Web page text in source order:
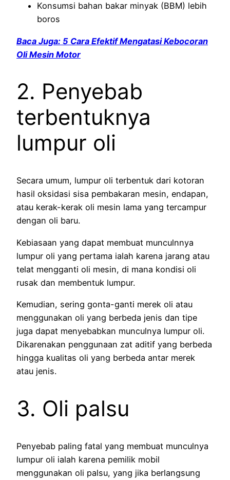
Konsumsi bahan bakar minyak (BBM) lebih
boros
Baca Juga: 5 Cara Efektif Mengatasi Kebocoran
Oli Mesin Motor
2. Penyebab
terbentuknya
lumpur oli
Secara umum, lumpur oli terbentuk dari kotoran
hasil oksidasi sisa pembakaran mesin, endapan,
atau kerak-kerak oli mesin lama yang tercampur
dengan oli baru.
Kebiasaan yang dapat membuat munculnnya
lumpur oli yang pertama ialah karena jarang atau
telat mengganti oli mesin, di mana kondisi oli
rusak dan membentuk lumpur.
Kemudian, sering gonta-ganti merek oli atau
menggunakan oli yang berbeda jenis dan tipe
juga dapat menyebabkan munculnya lumpur oli.
Dikarenakan penggunaan zat aditif yang berbeda
hingga kualitas oli yang berbeda antar merek
atau jenis.
3. Oli palsu
Penyebab paling fatal yang membuat munculnya
lumpur oli ialah karena pemilik mobil
menggunakan oli palsu, yang jika berlangsung